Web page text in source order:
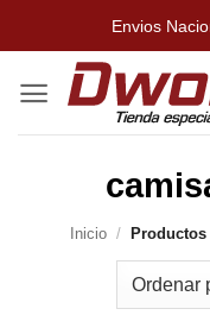
contenido
Envios
Inicio /